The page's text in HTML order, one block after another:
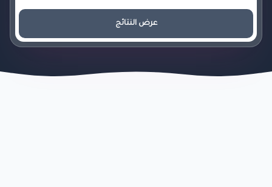
عرض النتائج